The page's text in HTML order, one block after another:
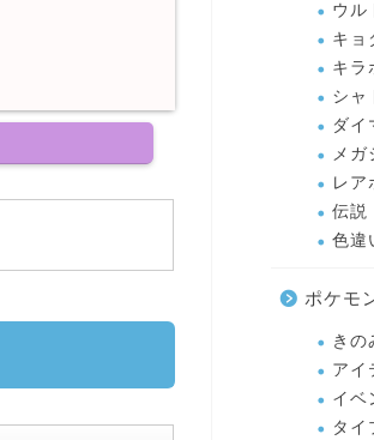
ウル
キョ
キラ
シャ
ダイ
メガ
レア
伝説
色違
ポケモ
きの
アイ
イベ
タイ